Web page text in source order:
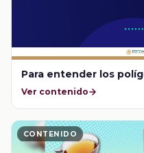
Para entender los
Ver contenido
CONTENIDO